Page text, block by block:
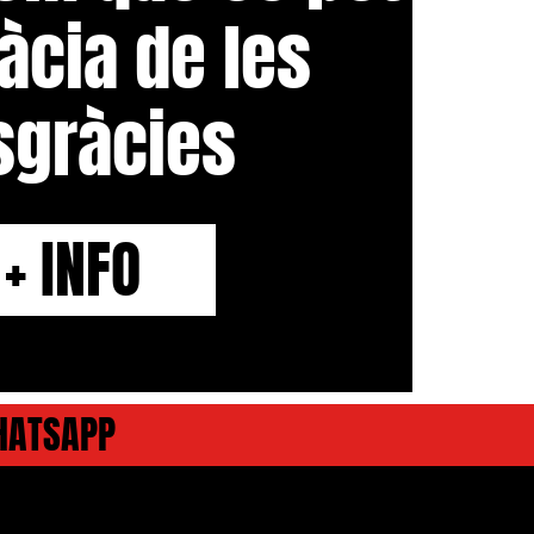
de les
+ INFO